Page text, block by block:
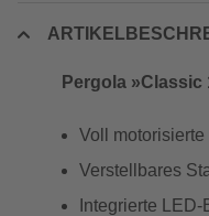
Pergola »Classic
Voll
Verstellbares
Integrierte